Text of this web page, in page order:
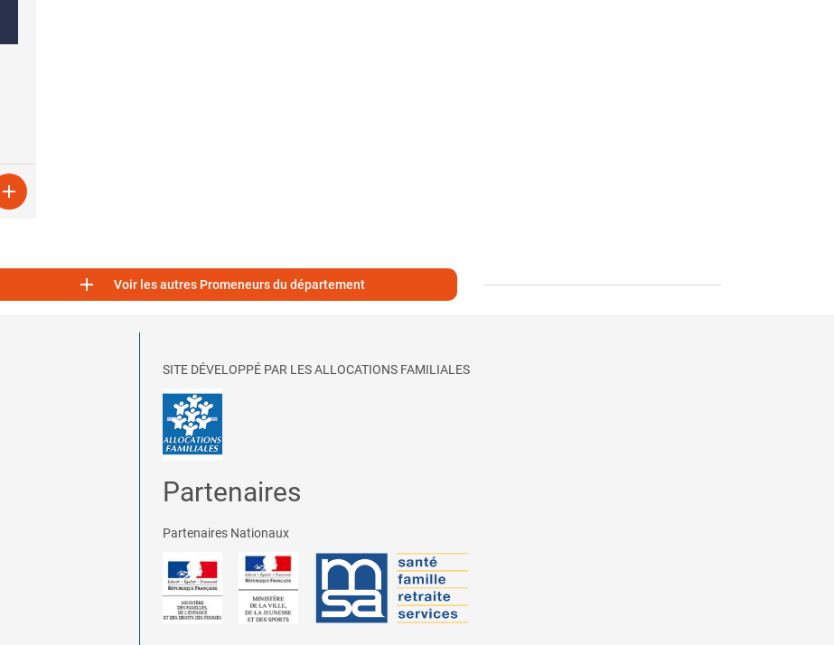

 Voir les autres Promeneurs du département
SITE DÉVELOPPÉ PAR LES ALLOCATIONS FAMILIALES
Partenaires
Partenaires Nationaux